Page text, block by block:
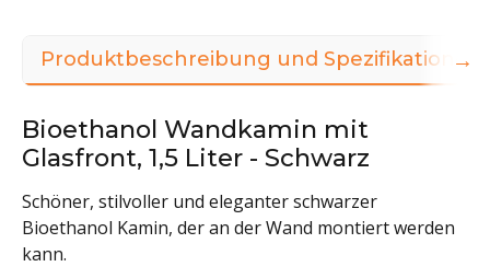
Produktbeschreibung und Spezifikationen
Bioethanol Wandkamin mit
Glasfront, 1,5 Liter - Schwarz
Schöner, stilvoller und eleganter schwarzer
Bioethanol Kamin, der an der Wand montiert werden
kann.
→